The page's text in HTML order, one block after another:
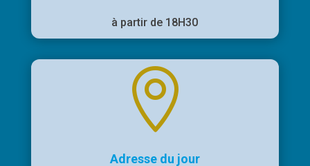
à partir de 18H30

Adresse du jour